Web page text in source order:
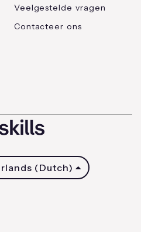
Veelgestelde vragen
Contacteer ons
(Dutch)